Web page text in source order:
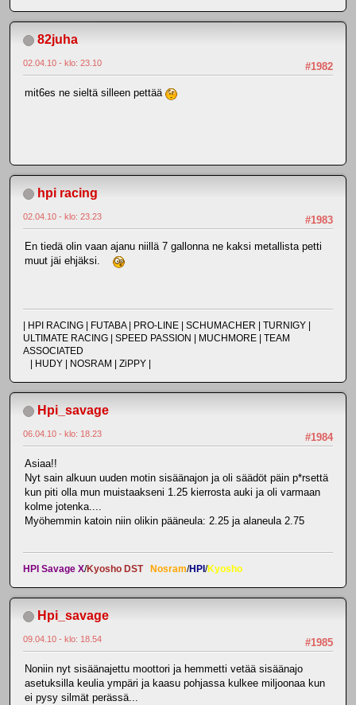
82juha
#1982
02.04.10 - klo: 23.10
mit6es ne sieltä silleen pettää
hpi racing
#1983
02.04.10 - klo: 23.23
En tiedä olin vaan ajanu niillä 7 gallonna ne kaksi metallista petti
muut jäi ehjäksi.
| HPI RACING | FUTABA | PRO-LINE | SCHUMACHER | TURNIGY |
ULTIMATE RACING | SPEED PASSION | MUCHMORE | TEAM
ASSOCIATED
| HUDY | NOSRAM | ZiPPY |
Hpi_savage
#1984
06.04.10 - klo: 18.23
Asiaa!!
Nyt sain alkuun uuden motin sisäänajon ja oli säädöt päin p*rsettä
kun piti olla mun muistaakseni 1.25 kierrosta auki ja oli varmaan
kolme jotenka....
Myöhemmin katoin niin olikin pääneula: 2.25 ja alaneula 2.75
HPI Savage X/Kyosho DST Nosram/HPI/Kyosho
Hpi_savage
#1985
09.04.10 - klo: 18.54
Noniin nyt sisäänajettu moottori ja hemmetti vetää sisäänajo
asetuksilla keulia ympäri ja kaasu pohjassa kulkee miljoonaa kun
ei pysy silmät perässä...